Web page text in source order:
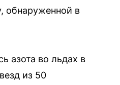
обнаруженной в
азота во льдах в
из 50